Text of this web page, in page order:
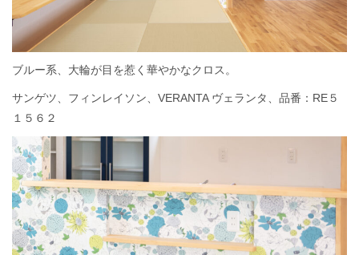
ブルー系、大輪が目を惹く華やかなクロス。
サンゲツ、フィンレイソン、VERANTA ヴェランタ、品番：RE５
１５６２